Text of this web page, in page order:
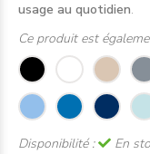
usage au quotidien.
Ce produit est
Disponibilité :
En